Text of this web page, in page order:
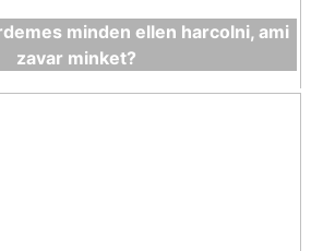
minden ellen harcolni, ami
zavar minket?